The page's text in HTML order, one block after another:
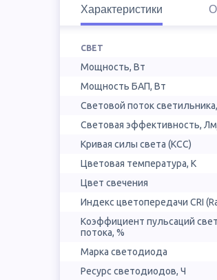
Характеристики
СВЕТ
Мощность, Вт
Мощность БАП, Вт
Световой поток
Световая эффективность,
Кривая силы света (КСС)
Цветовая температура, К
Цвет свечения
Индекс цветопередачи CRI
Коэффициент пульсаций
потока, %
Марка светодиода
Ресурс светодиодов, Ч